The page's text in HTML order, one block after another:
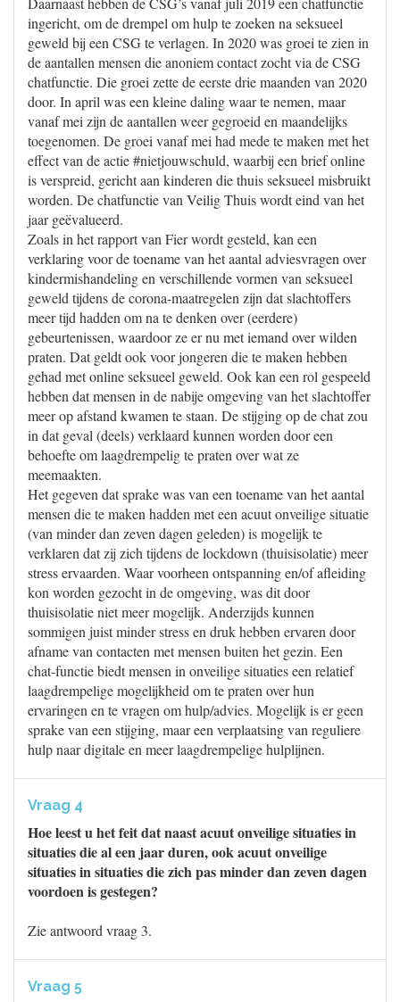
ingericht, om de drempel om hulp te zoeken na seksueel
geweld bij een CSG te verlagen. In 2020 was groei te zien in
de aantallen mensen die anoniem contact zocht via de CSG
chatfunctie. Die groei zette de eerste drie maanden van 2020
door. In april was een kleine daling waar te nemen, maar
vanaf mei zijn de aantallen weer gegroeid en maandelijks
toegenomen. De groei vanaf mei had mede te maken met het
effect van de actie #nietjouwschuld, waarbij een brief online
is verspreid, gericht aan kinderen die thuis seksueel misbruikt
worden. De chatfunctie van Veilig Thuis wordt eind van het
jaar geëvalueerd.
Zoals in het rapport van Fier wordt gesteld, kan een
verklaring voor de toename van het aantal adviesvragen over
kindermishandeling en verschillende vormen van seksueel
geweld tijdens de corona-maatregelen zijn dat slachtoffers
meer tijd hadden om na te denken over (eerdere)
gebeurtenissen, waardoor ze er nu met iemand over wilden
praten. Dat geldt ook voor jongeren die te maken hebben
gehad met online seksueel geweld. Ook kan een rol gespeeld
hebben dat mensen in de nabije omgeving van het slachtoffer
meer op afstand kwamen te staan. De stijging op de chat zou
in dat geval (deels) verklaard kunnen worden door een
behoefte om laagdrempelig te praten over wat ze
meemaakten.
Het gegeven dat sprake was van een toename van het aantal
mensen die te maken hadden met een acuut onveilige situatie
(van minder dan zeven dagen geleden) is mogelijk te
verklaren dat zij zich tijdens de lockdown (thuisisolatie) meer
stress ervaarden. Waar voorheen ontspanning en/of afleiding
kon worden gezocht in de omgeving, was dit door
thuisisolatie niet meer mogelijk. Anderzijds kunnen
sommigen juist minder stress en druk hebben ervaren door
afname van contacten met mensen buiten het gezin. Een
chat-functie biedt mensen in onveilige situaties een relatief
laagdrempelige mogelijkheid om te praten over hun
ervaringen en te vragen om hulp/advies. Mogelijk is er geen
sprake van een stijging, maar een verplaatsing van reguliere
hulp naar digitale en meer laagdrempelige hulplijnen.
Vraag 4
Hoe leest u het feit dat naast acuut onveilige situaties in
situaties die al een jaar duren, ook acuut onveilige
situaties in situaties die zich pas minder dan zeven dagen
voordoen is gestegen?
Zie antwoord vraag 3.
Vraag 5